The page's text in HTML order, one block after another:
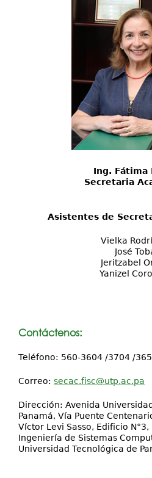
Ing. Fátima
Secretaria
Asistentes de
Vielka
José
Jeritzabel
Yanizel
Contáctenos:
Teléfono: 560-3604 /3704 /
Correo: secac.fisc@utp.ac.pa
Dirección: Avenida
Panamá, Vía Puente
Víctor Levi Sasso, Edificio
Ingeniería de Sistemas
Universidad Tecnológica de